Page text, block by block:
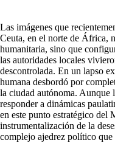
Las imágenes que
Ceuta, en el norte de África,
humanitaria, sino que
las autoridades locales
descontrolada. En un lapso
humana desbordó por
la ciudad autónoma. Aunque
responder a dinámicas
en este punto estratégico del
instrumentalización de la
complejo ajedrez político que